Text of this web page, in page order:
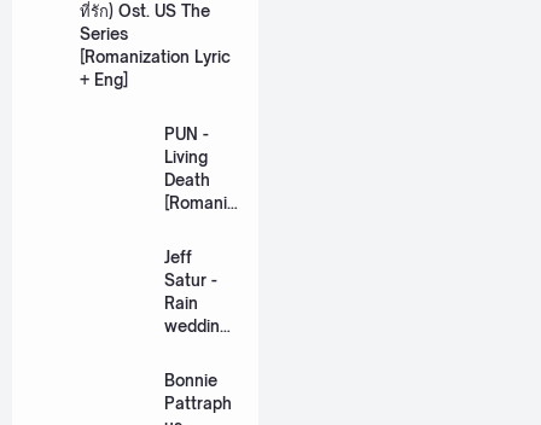
ที่รัก) Ost. US The
Series
[Romanization Lyric
+ Eng]
PUN -
Living
Death
[Romaniz
Lyric +
Eng]
Jeff
Satur -
Rain
wedding
วิวาห์)
Ost. The
Paradise
Bonnie
Pattraph